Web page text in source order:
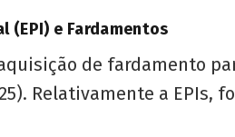
(EPI) e Fardamentos
de fardamento
Relativamente a